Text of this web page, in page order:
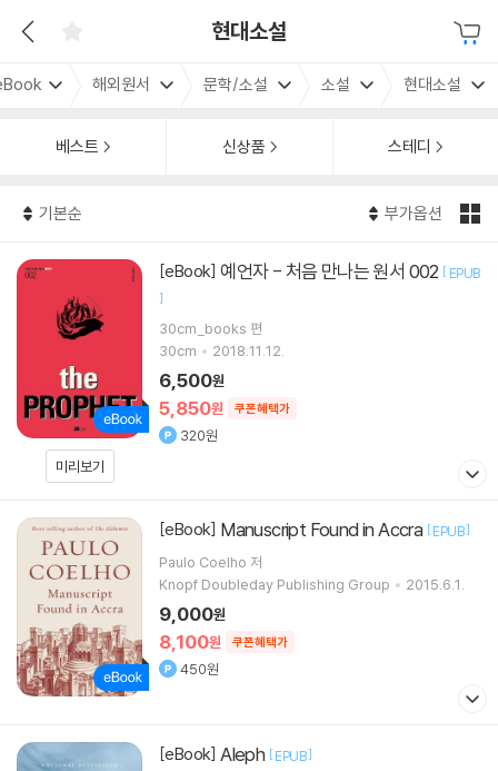
현대소설
해외원서 문학/소설 소설 현대소설
베스트 신상품 스테디
기본순 부가옵션
미리보기
[eBook] 예언자 - 처음 만나는 원서 002 [ EPUB
]
30cm_books 편
30cm
2018.11.12.
5,850원 쿠폰혜택가
6,500원
320원
[eBook] Manuscript Found in Accra [EPUB]
Paulo Coelho 저
Knopf Doubleday Publishing Group
2015.6.1.
8,100원 쿠폰혜택가
9,000원
450원
[eBook] Aleph [EPUB]